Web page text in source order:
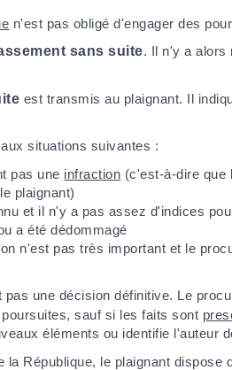
n'est pas obligé d'engager des
sans suite. Il n'y a alors
est transmis au plaignant. Il
situations suivantes :
pas une infraction (c'est-à-dire que
plaignant)
et il n'y a pas assez d'indices
a été dédommagé
n'est pas très important et le
pas une décision définitive. Le
sauf si les faits sont
éléments ou identifie l'auteur
la République, le plaignant